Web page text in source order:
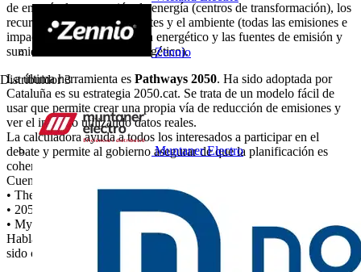
Zennio
Distribuidor 3
Muntaner Electro
de energía, la conversión de energía (centros de transformación), los
recursos energéticos, los costes y el ambiente (todas las emisiones e
impactos directos del sistema energético y las fuentes de emisión y
sumideros del sector no energético).
La última herramienta es Pathways 2050. Ha sido adoptada por
Cataluña es su estrategia 2050.cat. Se trata de un modelo fácil de
usar que permite crear una propia vía de reducción de emisiones y
ver el impacto utilizando datos reales.
La calculadora ayuda a todos los interesados a participar en el
debate y permite al gobierno asegurar de que la planificación es
coherente con el objetivo a largo plazo.
Cuenta con tres versiones:
• The 2050 Excel Spreadsheet
• 2050 webtool que permite ver todas las opciones en una vista
• My2050: versión escolar, y una versión simplificada
Hablar de Pathways 2050 implica hablar de colaboración global. Ha
sido creado por grupos de investigadores de 15 paises.